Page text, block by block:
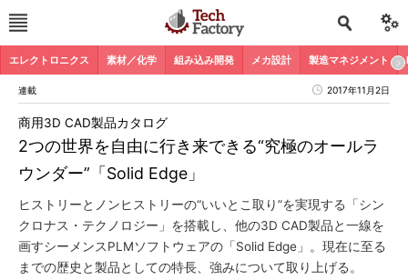
エレクトロニクス 素材／化学 組み込み開発 メカ設計 製造マネジメント
連載 2017年11月2日
2つの世界を自由に行き来できる“究極のオールラ
ウンダー”「Solid Edge」
商用3D CAD製品カタログ
ヒストリーとノンヒストリーの“いいとこ取り”を実現する「シン
クロナス・テクノロジー」を搭載し、他の3D CAD製品と一線を
画すシーメンスPLMソフトウェアの「Solid Edge」。現在に至る
までの歴史と製品としての特長、強みについて取り上げる。